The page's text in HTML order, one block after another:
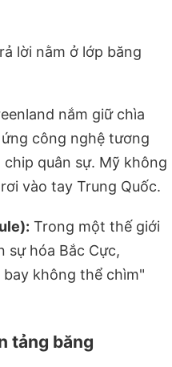
lời nằm ở lớp băng
nắm giữ chìa
công nghệ tương
quân sự. Mỹ không
vào tay Trung Quốc.
Trong một thế giới
sự hóa Bắc Cực,
bay không thể chìm"
tảng băng